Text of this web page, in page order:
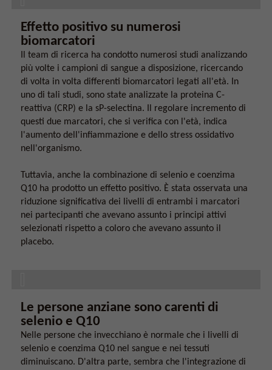
Effetto positivo su numerosi
biomarcatori
Il team di ricerca ha condotto numerosi studi analizzando
più volte i campioni di sangue a disposizione, ricercando
di volta in volta differenti biomarcatori legati all'età. In
uno di tali studi, sono state analizzate la proteina C-
reattiva (CRP) e la sP-selectina. Il regolare incremento di
questi due marcatori, che si verifica con l'età, indica
l'aumento dell'infiammazione e dello stress ossidativo
nell'organismo.
Tuttavia, anche la combinazione di selenio e coenzima
Q10 ha prodotto un effetto positivo. È stata osservata una
riduzione significativa dei livelli di entrambi i marcatori
nei partecipanti che avevano assunto i principi attivi
selezionati rispetto a coloro che avevano assunto il
placebo.
Le persone anziane sono carenti di
selenio e Q10
Nelle persone che invecchiano è normale che i livelli di
selenio e coenzima Q10 nel sangue e nei tessuti
diminuiscano. D'altra parte, sembra che l'integrazione di